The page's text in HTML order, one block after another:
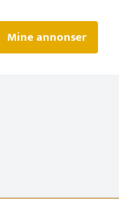
Mine annonser